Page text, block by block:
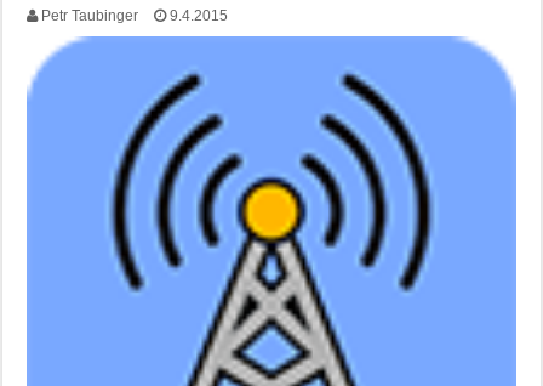
Petr Taubinger 9.4.2015